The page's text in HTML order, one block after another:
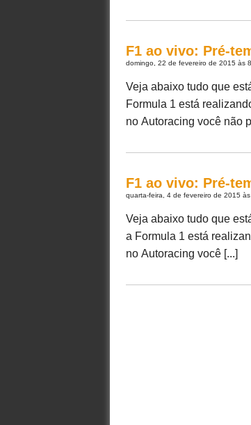
F1 ao vivo: Pré-
domingo, 22 de fevereiro de 2015 às
Veja abaixo tudo que
Formula 1 está
no Autoracing você não
F1 ao vivo: Pré-
quarta-feira, 4 de fevereiro de 2015
Veja abaixo tudo que
a Formula 1 está
no Autoracing você [...]